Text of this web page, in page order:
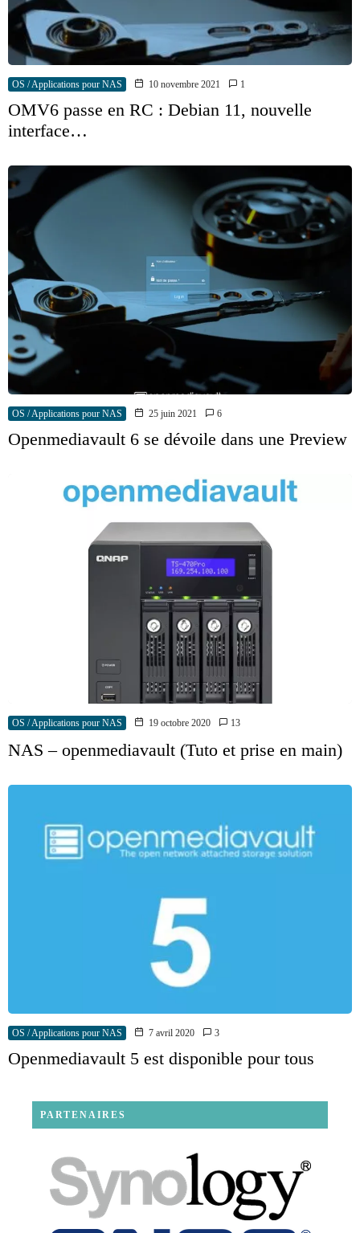
OS / Applications pour NAS 10 novembre 2021 1
OMV6 passe en RC : Debian 11, nouvelle
interface…
OS / Applications pour NAS 25 juin 2021 6
Openmediavault 6 se dévoile dans une Preview
OS / Applications pour NAS 19 octobre 2020 13
NAS – openmediavault (Tuto et prise en main)
OS / Applications pour NAS 7 avril 2020 3
Openmediavault 5 est disponible pour tous
PARTENAIRES